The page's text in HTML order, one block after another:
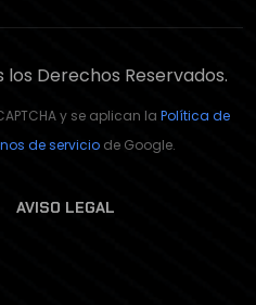
Derechos Reservados.
y se aplican la Política de
de serviciode Google.
AVISO LEGAL